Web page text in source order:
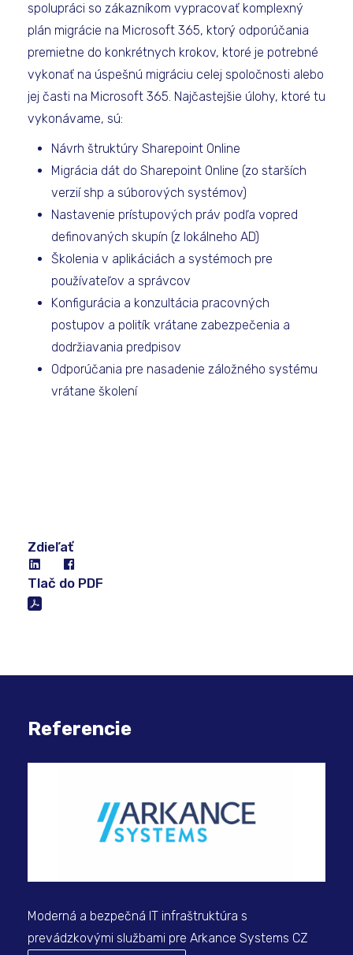
spolupráci so zákazníkom vypracovať komplexný
plán migrácie na Microsoft 365, ktorý odporúčania
premietne do konkrétnych krokov, ktoré je potrebné
vykonať na úspešnú migráciu celej spoločnosti alebo
jej časti na Microsoft 365. Najčastejšie úlohy, ktoré tu
vykonávame, sú:
Návrh štruktúry Sharepoint Online
Migrácia dát do Sharepoint Online (zo starších
verzií shp a súborových systémov)
Nastavenie prístupových práv podľa vopred
definovaných skupín (z lokálneho AD)
Školenia v aplikáciách a systémoch pre
používateľov a správcov
Konfigurácia a konzultácia pracovných
postupov a politík vrátane zabezpečenia a
dodržiavania predpisov
Odporúčania pre nasadenie záložného systému
vrátane školení
Zdieľať
Tlač do PDF
Referencie
Moderná a bezpečná IT infraštruktúra s
prevádzkovými službami pre Arkance Systems CZ